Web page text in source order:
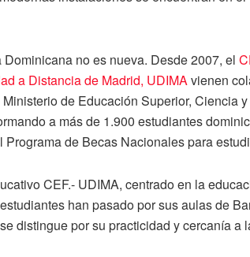
no es nueva. Desde 2007, el
a Distancia de Madrid, UDIMAvienen
de Educación Superior, Ciencia
a más de 1.900 estudiantes
de Becas Nacionales para
CEF.- UDIMA, centrado en la
han pasado por sus aulas de
distingue por su practicidad y cercanía a